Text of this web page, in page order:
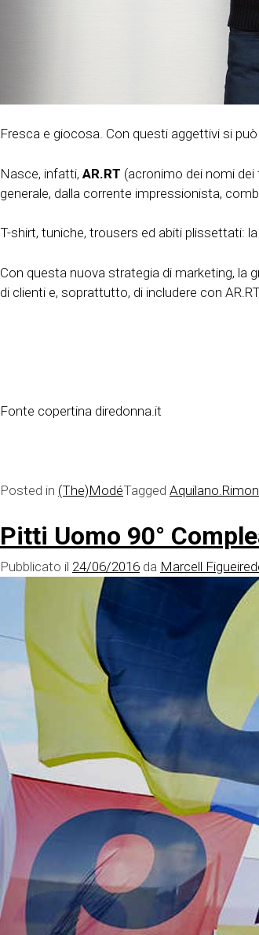
Fresca e giocosa. Con questi aggettivi si
Nasce, infatti, AR.RT (acronimo dei nomi
generale, dalla corrente impressionista,
T-shirt, tuniche, trousers ed abiti plissettati:
Con questa nuova strategia di marketing, la
di clienti e, soprattutto, di includere con
Fonte copertina diredonna.it
Posted in (The)ModéTagged
Pitti Uomo 90°
Pubblicato il 24/06/2016 da Marcell